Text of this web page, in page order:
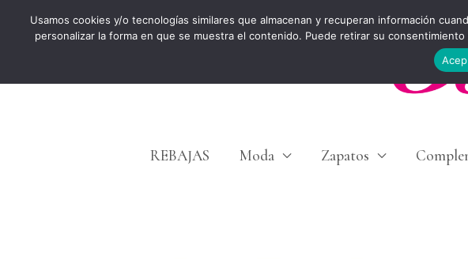
REBAJAS Moda Zapatos
Usamos cookies y/o tecnologías similares que almacenan y recuperan información
personalizar la forma en que se muestra el contenido. Puede retirar su